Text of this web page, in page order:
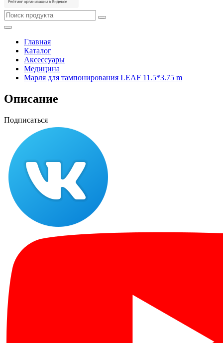
Главная
Каталог
Аксессуары
Медицина
Марля для тампонирования LEAF 11.5*3.75 m
Описание
Подписаться